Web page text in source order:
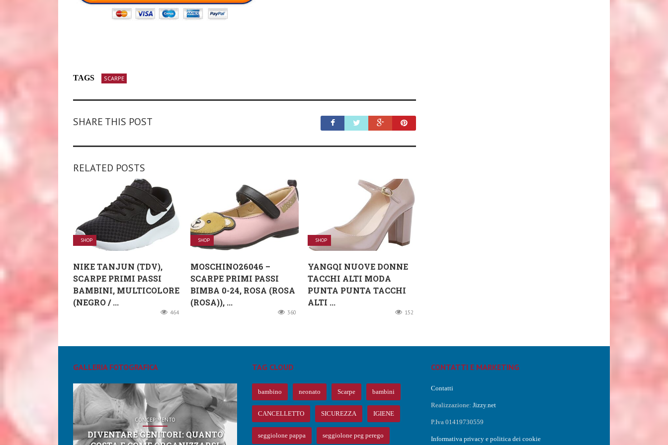
TAGS SCARPE
SHARE THIS POST
RELATED POSTS
SHOP
NIKE TANJUN (TDV),
SCARPE PRIMI PASSI
BAMBINI, MULTICOLORE
(NEGRO / ...
464
SHOP
MOSCHINO26046 –
SCARPE PRIMI PASSI
BIMBA 0-24, ROSA (ROSA
(ROSA)), ...
360
SHOP
YANGQI NUOVE DONNE
TACCHI ALTI MODA
PUNTA PUNTA TACCHI
ALTI ...
152
GALLERIA FOTOGRAFICA
CONCEPIMENTO
DIVENTARE GENITORI: QUANTO
TAG CLOUD
bambino neonato Scarpe bambini
CANCELLETTO SICUREZZA IGIENE
seggiolone pappa seggiolone peg perego
CONTATTI E MARKETING
Contatti
Realizzazione: Jizzy.net
P.Iva 01419730559
Informativa privacy e politica dei cookie